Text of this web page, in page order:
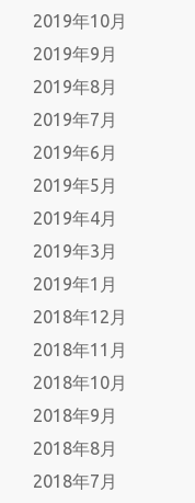
2019年10月
2019年9月
2019年8月
2019年7月
2019年6月
2019年5月
2019年4月
2019年3月
2019年1月
2018年12月
2018年11月
2018年10月
2018年9月
2018年8月
2018年7月